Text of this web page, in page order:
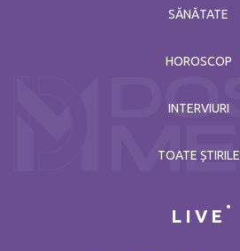
SĂNĂTATE
HOROSCOP
INTERVIURI
TOATE ȘTIRILE
LIVE